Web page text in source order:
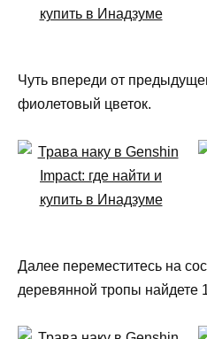
Чуть впереди от
фиолетовый цветок.
Далее переместитесь на
деревянной тропы найдете